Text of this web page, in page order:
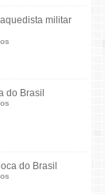
militar
do Brasil
do Brasil